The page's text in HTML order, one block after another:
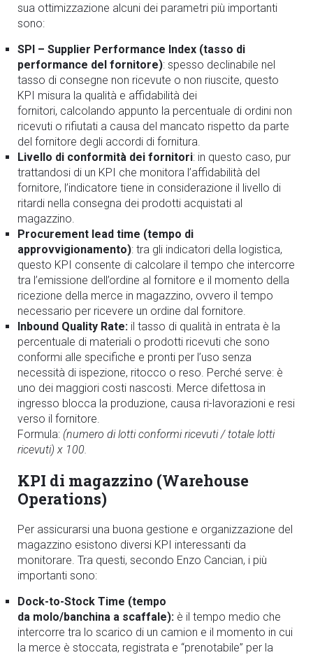
sua ottimizzazione alcuni dei parametri più importanti
sono:
SPI – Supplier Performance Index (tasso di
performance del fornitore): spesso declinabile nel
tasso di consegne non ricevute o non riuscite, questo
KPI misura la qualità e affidabilità dei
fornitori, calcolando appunto la percentuale di ordini non
ricevuti o rifiutati a causa del mancato rispetto da parte
del fornitore degli accordi di fornitura.
Livello di conformità dei fornitori: in questo caso, pur
trattandosi di un KPI che monitora l’affidabilità del
fornitore, l’indicatore tiene in considerazione il livello di
ritardi nella consegna dei prodotti acquistati al
magazzino.
Procurement lead time (tempo di
approvvigionamento): tra gli indicatori della logistica,
questo KPI consente di calcolare il tempo che intercorre
tra l’emissione dell’ordine al fornitore e il momento della
ricezione della merce in magazzino, ovvero il tempo
necessario per ricevere un ordine dal fornitore.
Inbound Quality Rate: il tasso di qualità in entrata è la
percentuale di materiali o prodotti ricevuti che sono
conformi alle specifiche e pronti per l’uso senza
necessità di ispezione, ritocco o reso. Perché serve: è
uno dei maggiori costi nascosti. Merce difettosa in
ingresso blocca la produzione, causa ri-lavorazioni e resi
verso il fornitore.
Formula: (numero di lotti conformi ricevuti / totale lotti
ricevuti) x 100.
KPI di magazzino (Warehouse
Operations)
Per assicurarsi una buona gestione e organizzazione del
magazzino esistono diversi KPI interessanti da
monitorare. Tra questi, secondo Enzo Cancian, i più
importanti sono:
Dock-to-Stock Time (tempo
da molo/banchina a scaffale): è il tempo medio che
intercorre tra lo scarico di un camion e il momento in cui
la merce è stoccata, registrata e “prenotabile” per la